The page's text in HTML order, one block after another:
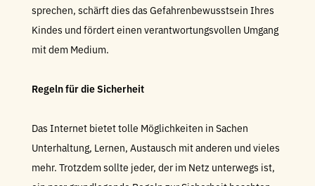
sprechen, schärft dies das Gefahrenbewusstsein Ihres
Kindes und fördert einen verantwortungsvollen Umgang
mit dem Medium.
Regeln für die Sicherheit
Das Internet bietet tolle Möglichkeiten in Sachen
Unterhaltung, Lernen, Austausch mit anderen und vieles
mehr. Trotzdem sollte jeder, der im Netz unterwegs ist,